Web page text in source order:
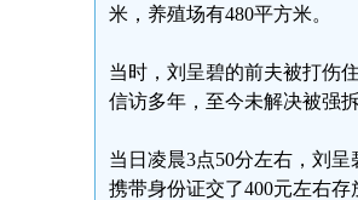
米，养殖场有480平方米。
当时，刘呈碧的前夫被打伤
信访多年，至今未解决被强
当日凌晨3点50分左右，刘
携带身份证交了400元左右